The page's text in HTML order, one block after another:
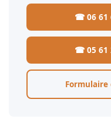
☎ 06 61
☎ 05 61